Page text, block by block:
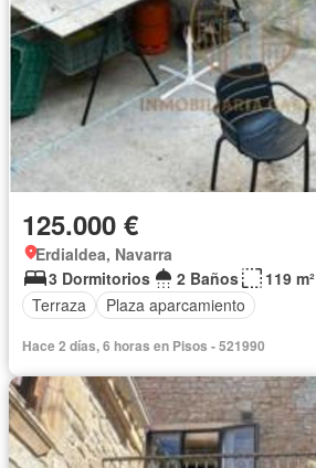
125.000 €
Erdialdea, Navarra
3 Dormitorios
2 Baños
119 m²
Terraza
Plaza aparcamiento
Hace 2 días, 6 horas en Pisos - 521990